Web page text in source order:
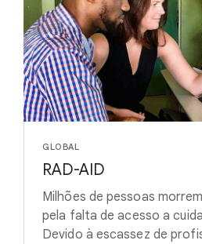
GLOBAL
RAD-AID
Milhões de pessoas
pela falta de acesso a
Devido à escassez de